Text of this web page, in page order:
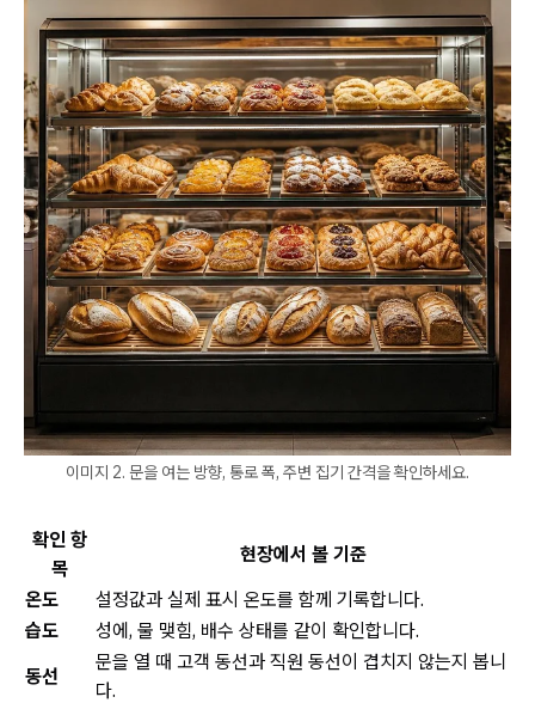
이미지 2. 문을 여는 방향, 통로 폭, 주변 집기 간격을 확인하세요.
확인 항
목
현장에서 볼 기준
온도
설정값과 실제 표시 온도를 함께 기록합니다.
습도
성에, 물 맺힘, 배수 상태를 같이 확인합니다.
동선
문을 열 때 고객 동선과 직원 동선이 겹치지 않는지 봅니
다.